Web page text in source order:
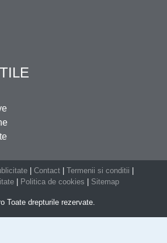
Contact Termenii si conditii
Politica de cookies Sitemap
Toate drepturile rezervate.